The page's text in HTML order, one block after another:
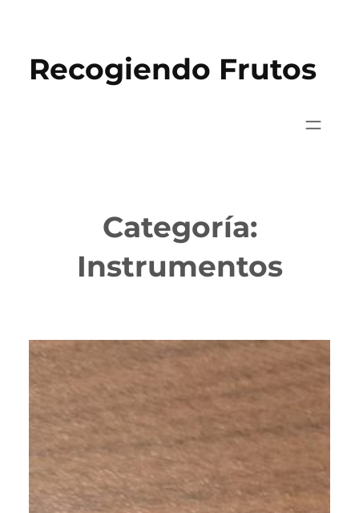
contenido
Recogiendo Frutos
Categoría:
Instrumentos